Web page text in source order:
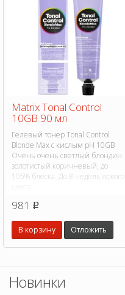
Matrix Tonal Control
10GB 90 мл
Гелевый тонер Tonal Control
Blonde Max с кислым pH 10GB
Очень очень светлый блондин
золотистый коричневый, до
105% блеска. До 8 недель яркого
981 p
В корзину Отложить
Новинки